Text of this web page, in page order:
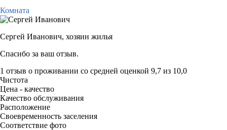
Комната
Сергей Иванович, хозяин жилья
Спасибо за ваш отзыв.
1 отзыв о проживании со средней оценкой 9,7 из 10,0
Чистота
Цена - качество
Качество обслуживания
Расположение
Своевременность заселения
Соответствие фото